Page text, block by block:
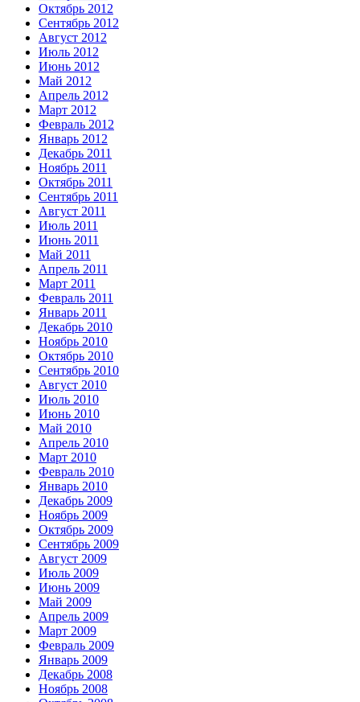
Октябрь 2012
Сентябрь 2012
Август 2012
Июль 2012
Июнь 2012
Май 2012
Апрель 2012
Март 2012
Февраль 2012
Январь 2012
Декабрь 2011
Ноябрь 2011
Октябрь 2011
Сентябрь 2011
Август 2011
Июль 2011
Июнь 2011
Май 2011
Апрель 2011
Март 2011
Февраль 2011
Январь 2011
Декабрь 2010
Ноябрь 2010
Октябрь 2010
Сентябрь 2010
Август 2010
Июль 2010
Июнь 2010
Май 2010
Апрель 2010
Март 2010
Февраль 2010
Январь 2010
Декабрь 2009
Ноябрь 2009
Октябрь 2009
Сентябрь 2009
Август 2009
Июль 2009
Июнь 2009
Май 2009
Апрель 2009
Март 2009
Февраль 2009
Январь 2009
Декабрь 2008
Ноябрь 2008